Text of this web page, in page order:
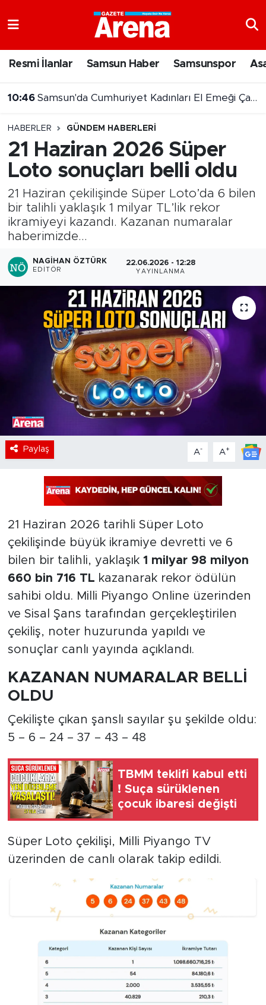
Resmi İlanlar Samsun Haber Samsunspor
10:46 Samsun'da Cumhuriyet Kadınları El Emeği Çarşısı sona erdi
HABERLER GÜNDEM HABERLERI
21 Haziran 2026 Süper
Loto sonuçları belli oldu
21 Haziran çekilişinde Süper Loto’da 6 bilen
bir talihli yaklaşık 1 milyar TL’lik rekor
ikramiyeyi kazandı. Kazanan numaralar
haberimizde...
NAGIHAN ÖZTÜRK
EDITÖR
22.06.2026 - 12:28
YAYINLANMA
Paylaş A- A+
21 Haziran 2026 tarihli Süper Loto
çekilişinde büyük ikramiye devretti ve 6
bilen bir talihli, yaklaşık 1 milyar 98 milyon
660 bin 716 TL kazanarak rekor ödülün
sahibi oldu. Milli Piyango Online üzerinden
ve Sisal Şans tarafından gerçekleştirilen
çekiliş, noter huzurunda yapıldı ve
sonuçlar canlı yayında açıklandı.
KAZANAN NUMARALAR BELLİ
OLDU
Çekilişte çıkan şanslı sayılar şu şekilde oldu:
5 – 6 – 24 – 37 – 43 – 48
TBMM teklifi kabul etti
! Suça sürüklenen
çocuk ibaresi değişti
Süper Loto çekilişi, Milli Piyango TV
üzerinden de canlı olarak takip edildi.
Samsun Namaz Vakitleri
Süper Lig Puan Durumu ve Fikstür
Tüm Manşetler
Son Dakika Haberleri
Haber Arşivi